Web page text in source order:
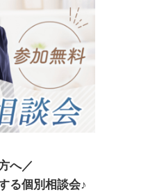
へ／
る個別相談会♪